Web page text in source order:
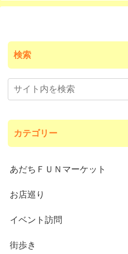
検索
カテゴリー
あだちＦＵＮマーケット
お店巡り
イベント訪問
街歩き